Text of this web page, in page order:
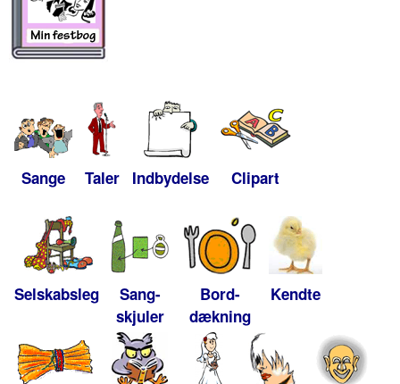
Sange Taler Indbydelse Clipart
Selskabsleg
Sang-
skjuler
Bord-
dækning
Kendte